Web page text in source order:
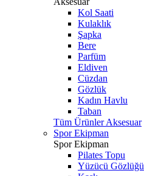
Kol Saati
Kulaklık
Şapka
Bere
Parfüm
Eldiven
Cüzdan
Gözlük
Kadın Havlu
Taban
Tüm Ürünler Aksesuar
Spor Ekipman
Spor Ekipman
Pilates Topu
Yüzücü Gözlüğü